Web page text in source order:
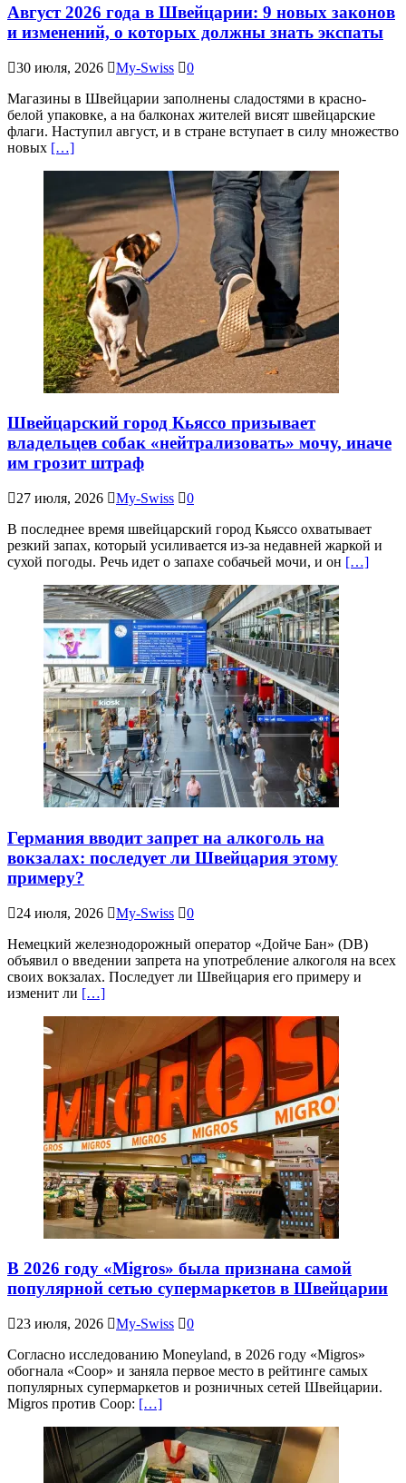
Август 2026 года в Швейцарии: 9 новых законов
и изменений, о которых должны знать экспаты
30 июля, 2026 My-Swiss
0
Магазины в Швейцарии заполнены сладостями в красно-
белой упаковке, а на балконах жителей висят швейцарские
флаги. Наступил август, и в стране вступает в силу множество
новых […]
Швейцарский город Кьяссо призывает
владельцев собак «нейтрализовать» мочу, иначе
им грозит штраф
27 июля, 2026 My-Swiss
0
В последнее время швейцарский город Кьяссо охватывает
резкий запах, который усиливается из-за недавней жаркой и
сухой погоды. Речь идет о запахе собачьей мочи, и он […]
Германия вводит запрет на алкоголь на
вокзалах: последует ли Швейцария этому
примеру?
24 июля, 2026 My-Swiss
0
Немецкий железнодорожный оператор «Дойче Бан» (DB)
объявил о введении запрета на употребление алкоголя на всех
своих вокзалах. Последует ли Швейцария его примеру и
изменит ли […]
В 2026 году «Migros» была признана самой
популярной сетью супермаркетов в Швейцарии
23 июля, 2026 My-Swiss
0
Согласно исследованию Moneyland, в 2026 году «Migros»
обогнала «Coop» и заняла первое место в рейтинге самых
популярных супермаркетов и розничных сетей Швейцарии.
Migros против Coop: […]